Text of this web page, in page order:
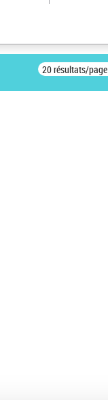
20 résultats/page